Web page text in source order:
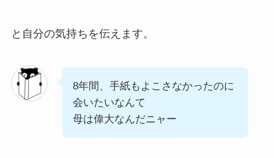
と自分の気持ちを伝えます。
8年間、手紙もよこさなかったのに
会いたいなんて
母は偉大なんだニャー